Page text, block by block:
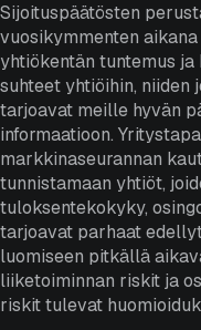
Sijoituspäätösten
vuosikymmenten
yhtiökentän tuntemus
suhteet yhtiöihin, niiden
tarjoavat meille hyvän
informaatioon.
markkinaseurannan
tunnistamaan yhtiöt,
tuloksentekokyky,
tarjoavat parhaat
luomiseen pitkällä
liiketoiminnan riskit ja
riskit tulevat